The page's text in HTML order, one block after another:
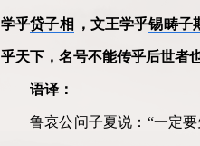
学乎贷子相 ，文王学乎锡畴子
乎天下，名号不能传乎后世者
语译：
鲁哀公问子夏说：“一定